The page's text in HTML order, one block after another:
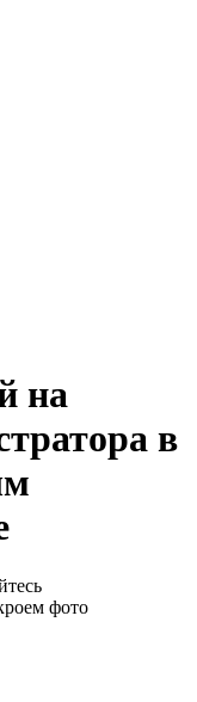
на
в
фото